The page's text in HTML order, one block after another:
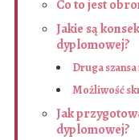
Co to jest
Jakie są
dyplomowej?
Druga
Możliwość
Jak
dyplomowej?